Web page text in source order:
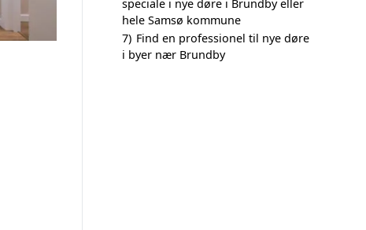
speciale i nye døre i Brundby eller
hele Samsø kommune
7) Find en professionel til nye døre
i byer nær Brundby